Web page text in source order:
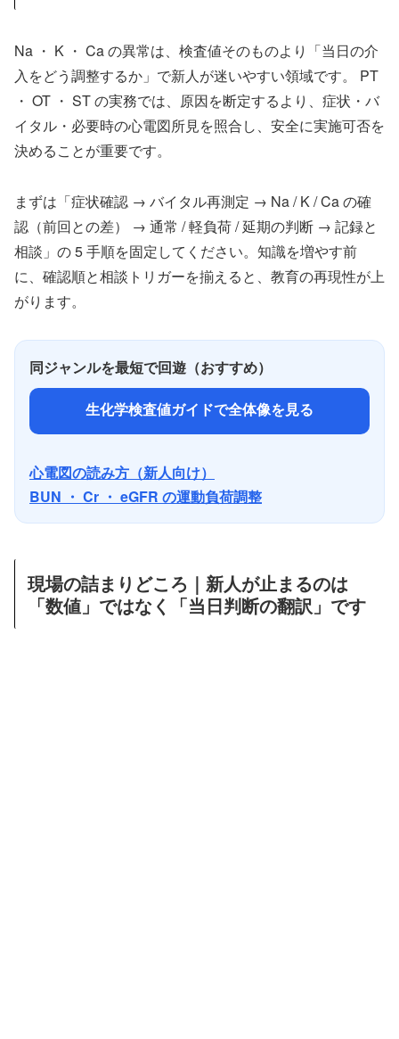
Na ・ K ・ Ca の異常は、検査値そのものより「当日の介
入をどう調整するか」で新人が迷いやすい領域です。 PT
・ OT ・ ST の実務では、原因を断定するより、症状・バ
イタル・必要時の心電図所見を照合し、安全に実施可否を
決めることが重要です。
まずは「症状確認 → バイタル再測定 → Na / K / Ca の確
認（前回との差） → 通常 / 軽負荷 / 延期の判断 → 記録と
相談」の 5 手順を固定してください。知識を増やす前
に、確認順と相談トリガーを揃えると、教育の再現性が上
がります。
同ジャンルを最短で回遊（おすすめ）
生化学検査値ガイドで全体像を見る
心電図の読み方（新人向け）
BUN ・ Cr ・ eGFR の運動負荷調整
現場の詰まりどころ｜新人が止まるのは
「数値」ではなく「当日判断の翻訳」です